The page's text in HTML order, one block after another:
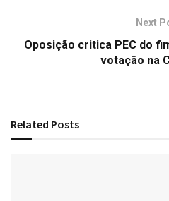
Next
Oposição critica PEC do
votação na
Related Posts